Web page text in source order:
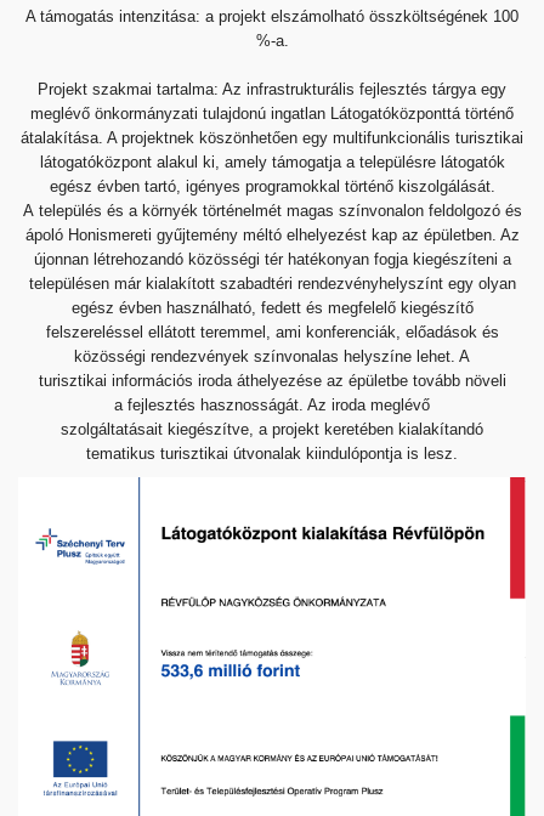
A támogatás intenzitása: a projekt elszámolható összköltségének 100
%-a.
Projekt szakmai tartalma: Az infrastrukturális fejlesztés tárgya egy
meglévő önkormányzati tulajdonú ingatlan Látogatóközponttá történő
átalakítása. A projektnek köszönhetően egy multifunkcionális turisztikai
látogatóközpont alakul ki, amely támogatja a településre látogatók
egész évben tartó, igényes programokkal történő kiszolgálását.
A település és a környék történelmét magas színvonalon feldolgozó és
ápoló Honismereti gyűjtemény méltó elhelyezést kap az épületben. Az
újonnan létrehozandó közösségi tér hatékonyan fogja kiegészíteni a
településen már kialakított szabadtéri rendezvényhelyszínt egy olyan
egész évben használható, fedett és megfelelő kiegészítő
felszereléssel ellátott teremmel, ami konferenciák, előadások és
közösségi rendezvények színvonalas helyszíne lehet. A
turisztikai információs iroda áthelyezése az épületbe tovább növeli
a fejlesztés hasznosságát. Az iroda meglévő
szolgáltatásait kiegészítve, a projekt keretében kialakítandó
tematikus turisztikai útvonalak kiindulópontja is lesz.